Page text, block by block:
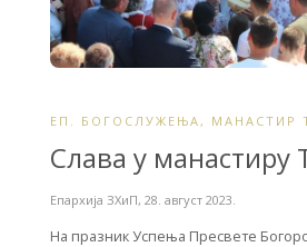
ЕП. БОГОСЛУЖЕЊА , МАНАСТИР
Слава у
Епархија ЗХиП, 28. август 2023.
На празник Успења Пресвете